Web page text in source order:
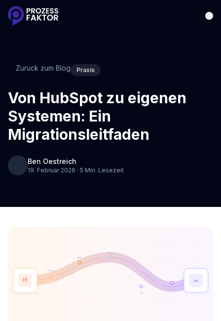
Zurück zum Blog Praxis
Von HubSpot zu eigenen
Systemen: Ein
Migrationsleitfaden
Ben Oestreich
19. Februar 2026 · 5 Min. Lesezeit